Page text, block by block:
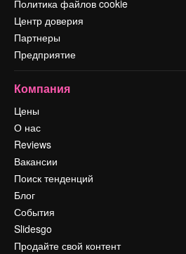
Политика файлов cookie
Центр доверия
Партнеры
Предприятие
Компания
Цены
О нас
Reviews
Вакансии
Поиск тенденций
Блог
События
Slidesgo
Продайте свой контент